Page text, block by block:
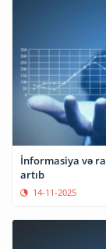
İnformasiya və
artıb
14-11-2025